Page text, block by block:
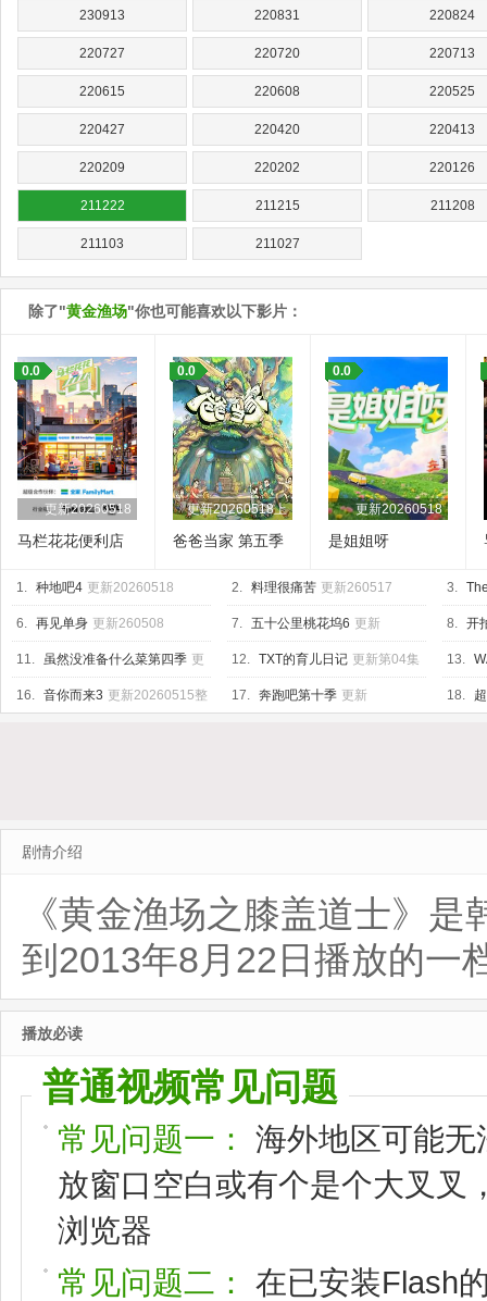
230913 220831 220824
220727 220720 220713
220615 220608 220525
220427 220420 220413
220209 220202 220126
211222 211215 211208
211103 211027
除了"黄金渔场"你也可能喜欢以下影片：
更新20260518
0.0
马栏花花便利店
更新20260518上
0.0
爸爸当家 第五季
更新20260518
0.0
是姐姐呀
1. 种地吧4 更新20260518 2. 料理很痛苦 更新260517 3.
6. 再见单身 更新260508 7. 五十公里桃花坞6 更新
20260518上
8. 开
04集
11. 虽然没准备什么菜第四季 更
新260515
12. TXT的育儿日记 更新第04集 13.
Base
16. 音你而来3 更新20260515整 17. 奔跑吧第十季 更新 18.
剧情介绍
《黄金渔场之膝盖道士》
到2013年8月22日播放的一
播放必读
普通视频常见问题
常见问题一：
海外地区可能
放窗口空白或有个是个大叉叉
浏览器
常见问题二：
在已安装Flash